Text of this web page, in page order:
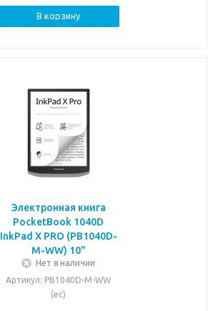
В корзину
Электронная книга
PocketBook 1040D
InkPad X PRO (PB1040D-
M-WW) 10”
Нет в наличии
Артикул: PB1040D-M-WW
(ec)